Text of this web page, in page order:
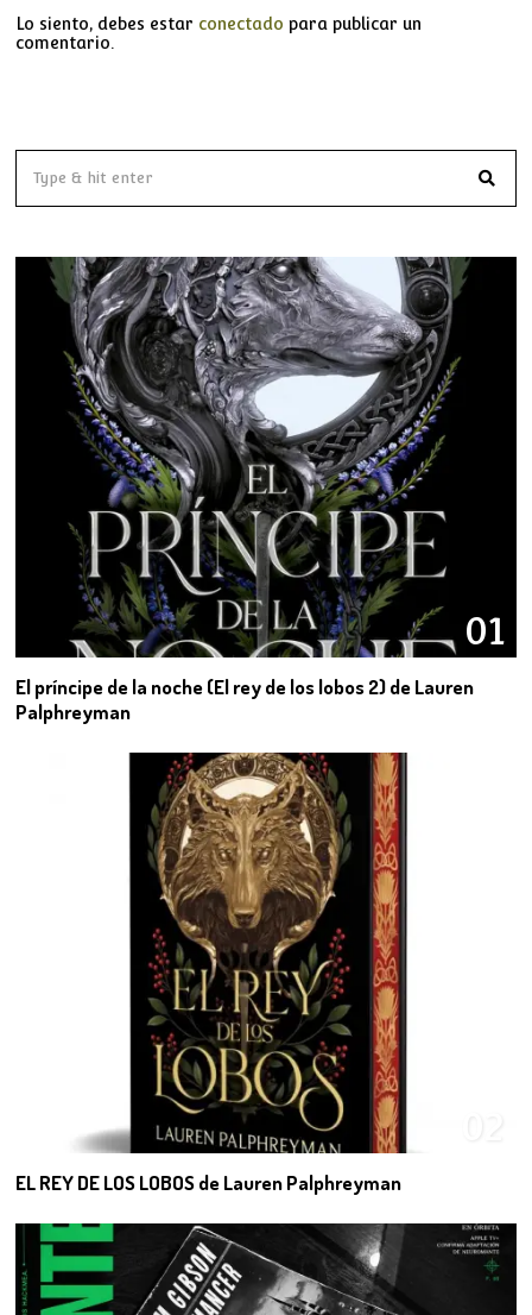
Lo siento, debes estar conectado para publicar un
comentario.
01
El príncipe de la noche (El rey de los lobos 2) de Lauren
Palphreyman
EL REY DE LOS LOBOS de Lauren Palphreyman